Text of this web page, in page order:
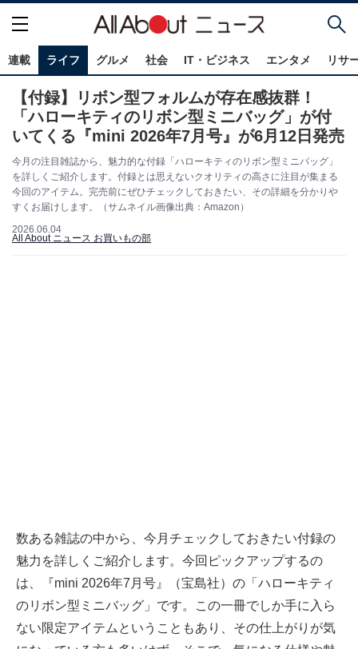
連載 ライフ グルメ 社会 IT・ビジネス エンタメ リサ
【付録】リボン型フォルムが存在感抜群！
「ハローキティのリボン型ミニバッグ」が付
いてくる『mini 2026年7月号』が6月12日発売
今月の注目雑誌から、魅力的な付録「ハローキティのリボン型ミニバッグ」
を詳しくご紹介します。付録とは思えないクオリティの高さに注目が集まる
今回のアイテム。完売前にぜひチェックしておきたい、その詳細を分かりや
すくお届けします。（サムネイル画像出典：Amazon）
2026.06.04
All About ニュース お買いもの部
数ある雑誌の中から、今月チェックしておきたい付録の
魅力を詳しくご紹介します。今回ピックアップするの
は、『mini 2026年7月号』（宝島社）の「ハローキティ
のリボン型ミニバッグ」です。この一冊でしか手に入ら
ない限定アイテムということもあり、その仕上がりが気